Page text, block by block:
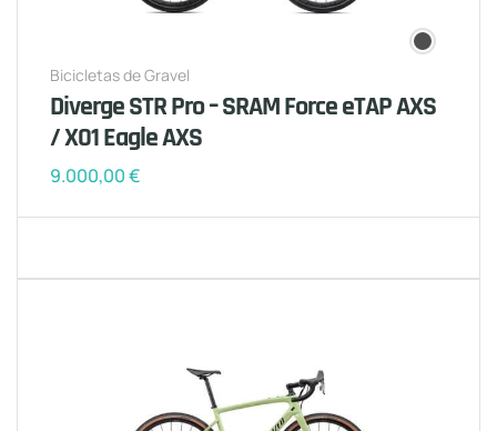
Bicicletas de Gravel
Diverge STR Pro – SRAM Force eTAP AXS
/ X01 Eagle AXS
9.000,00€